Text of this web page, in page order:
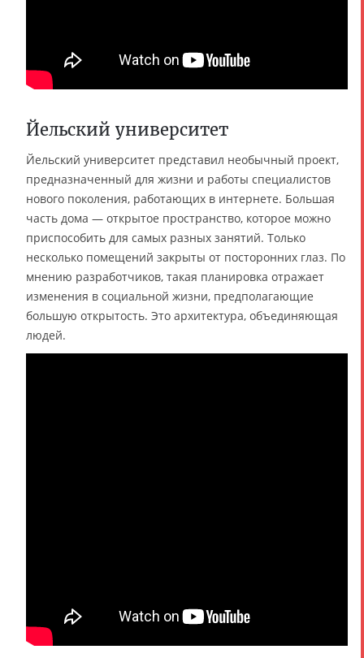
Йельский университет
Йельский университет представил необычный проект,
предназначенный для жизни и работы специалистов
нового поколения, работающих в интернете. Большая
часть дома — открытое пространство, которое можно
приспособить для самых разных занятий. Только
несколько помещений закрыты от посторонних глаз. По
мнению разработчиков, такая планировка отражает
изменения в социальной жизни, предполагающие
большую открытость. Это архитектура, объединяющая
людей.